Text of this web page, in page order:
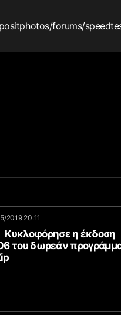
/forums/
2019 20:11
Κυκλοφόρησε η έκδοση
του δωρεάν